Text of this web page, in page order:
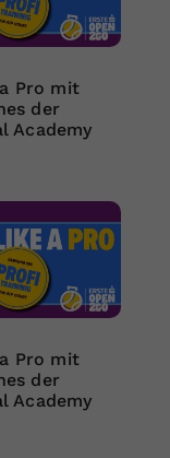
Pro mit
der
Academy
Pro mit
der
Academy